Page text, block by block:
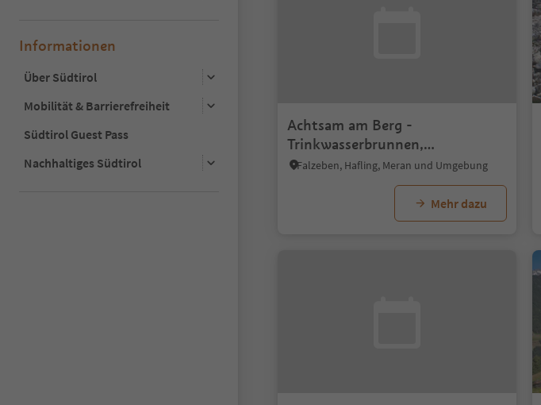
Informationen
Über Südtirol
Mobilität & Barrierefreiheit
Südtirol Guest Pass
Nachhaltiges Südtirol
Achtsam am Berg -
Trinkwasserbrunnen,
Melchboden
Falzeben, Hafling, Meran und Umgebung
Mehr dazu